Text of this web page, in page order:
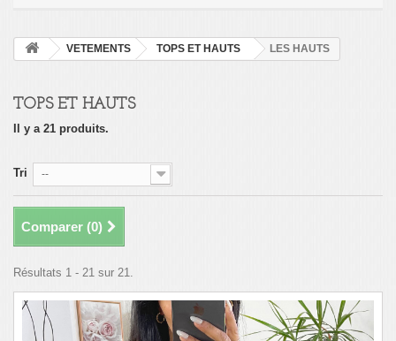
VETEMENTS TOPS ET HAUTS LES HAUTS
TOPS ET HAUTS
Il y a 21 produits.
Tri --
Comparer (0)
Résultats 1 - 21 sur 21.